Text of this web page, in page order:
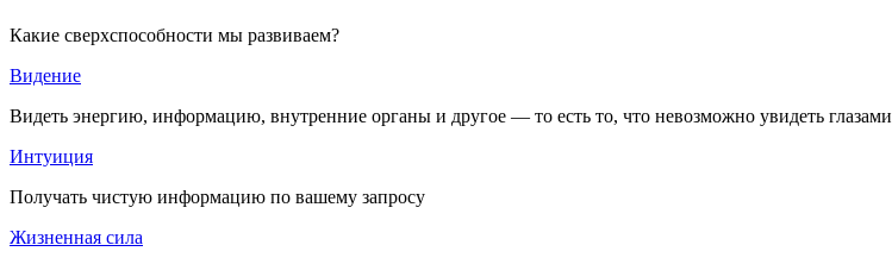
Какие сверхспособности мы развиваем?
Видение
Видеть энергию, информацию, внутренние органы и другое — то есть то, что невозможно увидеть глазами
Интуиция
Получать чистую информацию по вашему запросу
Жизненная сила